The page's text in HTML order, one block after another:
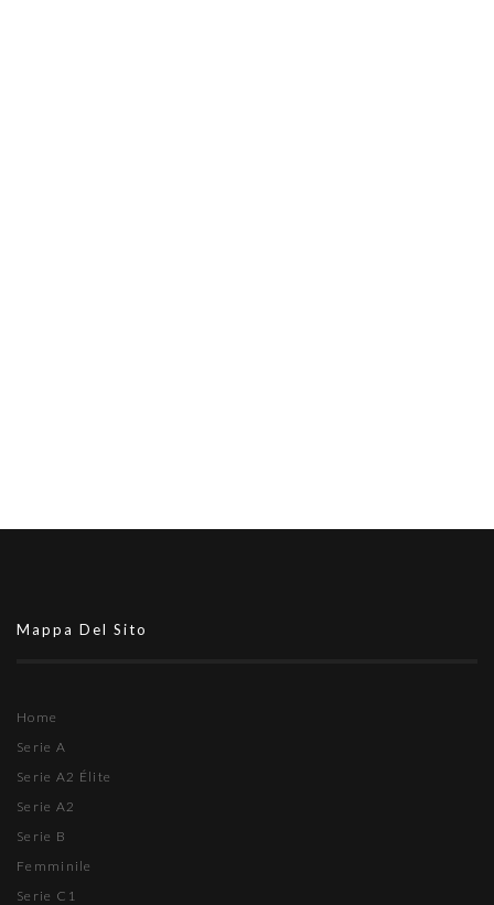
Mappa Del Sito
Home
Serie A
Serie A2 Élite
Serie A2
Serie B
Femminile
Serie C1